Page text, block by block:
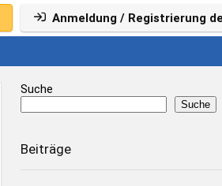
Anmeldung / Registrierung
Suche
Suche
Beiträge